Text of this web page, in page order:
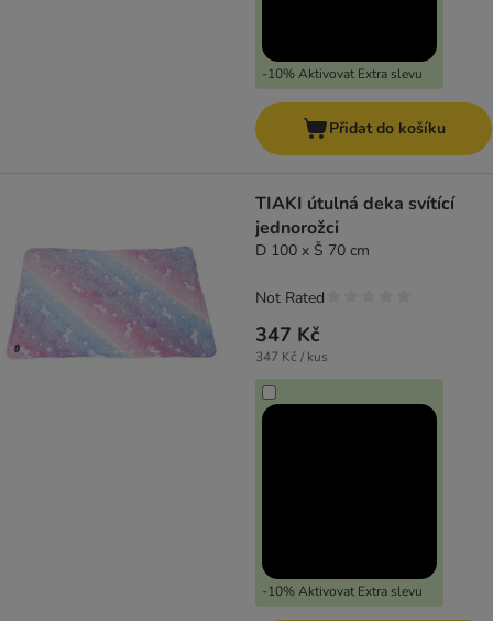
-10% Aktivovat Extra slevu
Přidat do košíku
TIAKI útulná deka svítící
jednorožci
D 100 x Š 70 cm
347 Kč
347 Kč / kus
-10% Aktivovat Extra slevu
Not Rated